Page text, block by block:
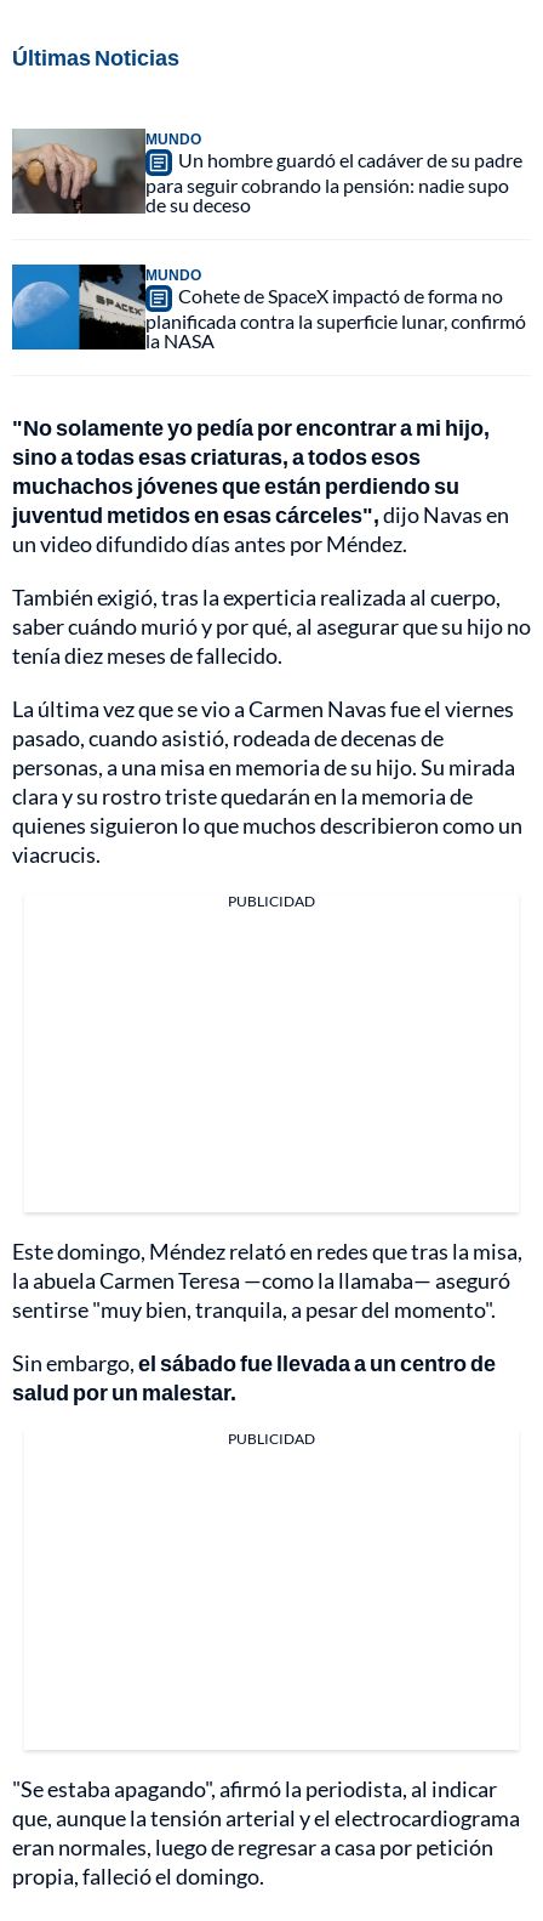
Últimas Noticias
MUNDO
Un hombre guardó el cadáver de su padre
para seguir cobrando la pensión: nadie supo
de su deceso
MUNDO
Cohete de SpaceX impactó de forma no
planificada contra la superficie lunar, confirmó
la NASA
"No solamente yo pedía por encontrar a mi hijo,
sino a todas esas criaturas, a todos esos
muchachos jóvenes que están perdiendo su
juventud metidos en esas cárceles",dijo Navas en
un video difundido días antes por Méndez.
También exigió, tras la experticia realizada al cuerpo,
saber cuándo murió y por qué, al asegurar que su hijo no
tenía diez meses de fallecido.
La última vez que se vio a Carmen Navas fue el viernes
pasado, cuando asistió, rodeada de decenas de
personas, a una misa en memoria de su hijo. Su mirada
clara y su rostro triste quedarán en la memoria de
quienes siguieron lo que muchos describieron como un
viacrucis.
PUBLICIDAD
Este domingo, Méndez relató en redes que tras la misa,
la abuela Carmen Teresa —como la llamaba— aseguró
sentirse "muy bien, tranquila, a pesar del momento".
Sin embargo,el sábado fue llevada a un centro de
salud por un malestar.
PUBLICIDAD
"Se estaba apagando", afirmó la periodista, al indicar
que, aunque la tensión arterial y el electrocardiograma
eran normales, luego de regresar a casa por petición
propia, falleció el domingo.